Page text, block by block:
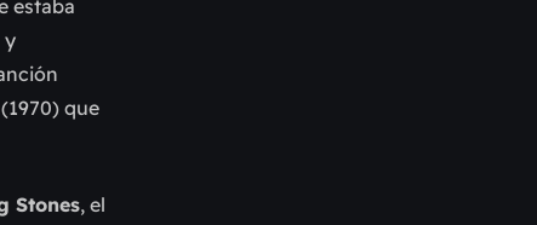
estaba
y
que
Stones, el